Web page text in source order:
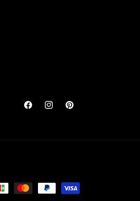
FacebookInstagramPinterest